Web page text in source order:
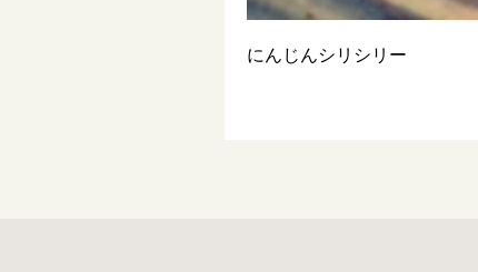
にんじんシリシリー